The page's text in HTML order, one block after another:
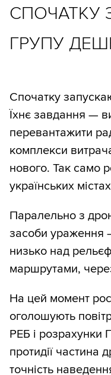
СПОЧАТКУ
ГРУПУ
Спочатку
Їхнє завдання —
перевантажити
комплекси
нового. Так само
українських
Паралельно з
засоби ураження
низько над
маршрутами,
На цей момент
оголошують
РЕБ і розрахунки
протидії частина
точність